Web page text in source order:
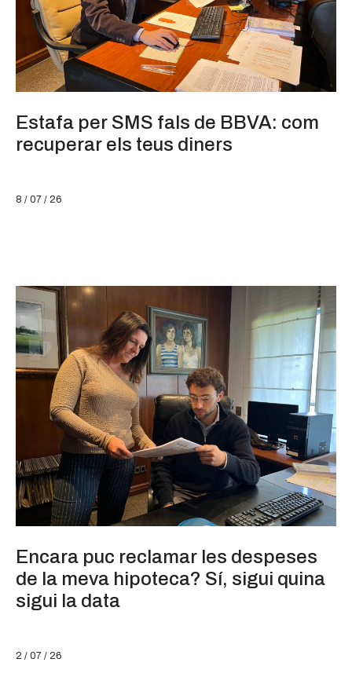
Estafa per SMS fals de BBVA: com
recuperar els teus diners
8 / 07 / 26
Encara puc reclamar les despeses
de la meva hipoteca? Sí, sigui quina
sigui la data
2 / 07 / 26